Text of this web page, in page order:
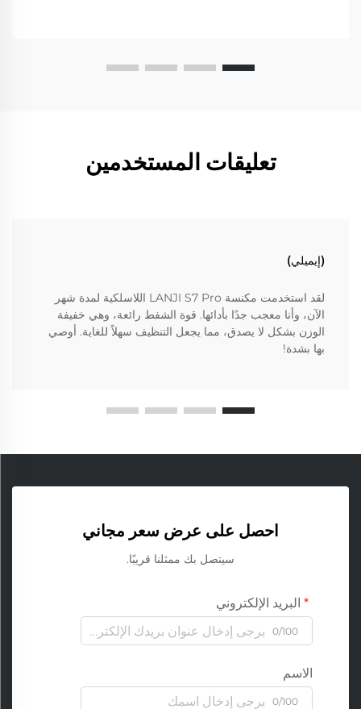
تعليقات المستخدمين
(إيميلي)
لقد استخدمت مكنسة LANJI S7 Pro اللاسلكية لمدة شهر
الآن، وأنا معجب جدًا بأدائها. قوة الشفط رائعة، وهي خفيفة
الوزن بشكل لا يصدق، مما يجعل التنظيف سهلاً للغاية. أوصي
بها بشدة!
احصل على عرض سعر مجاني
سيتصل بك ممثلنا قريبًا.
البريد الإلكتروني
0/100
الاسم
0/100